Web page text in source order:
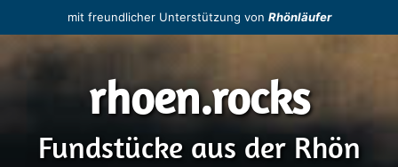
Inhalt
springen
mit freundlicher Unterstützung von Rhönläufer
rhoen.rocks
Fundstücke aus der Rhön